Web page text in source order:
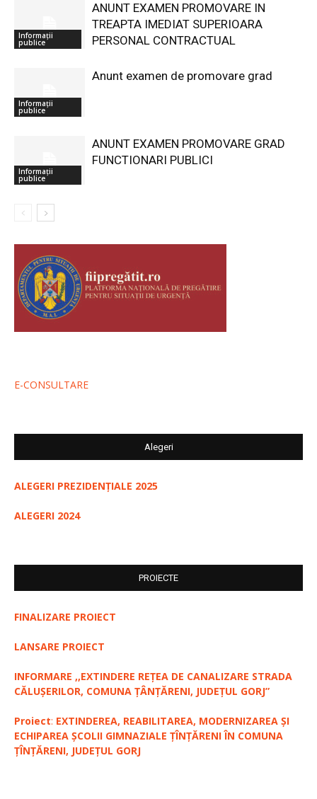
Informații
publice
ANUNT EXAMEN PROMOVARE IN
TREAPTA IMEDIAT SUPERIOARA
PERSONAL CONTRACTUAL
Informații
publice
Anunt examen de promovare grad
Informații
publice
ANUNT EXAMEN PROMOVARE GRAD
FUNCTIONARI PUBLICI
E-CONSULTARE
Alegeri
ALEGERI PREZIDENȚIALE 2025
ALEGERI 2024
PROIECTE
FINALIZARE PROIECT
LANSARE PROIECT
INFORMARE ,,EXTINDERE REȚEA DE CANALIZARE STRADA
CĂLUȘERILOR, COMUNA ȚÂNȚĂRENI, JUDEȚUL GORJ”
Proiect: EXTINDEREA, REABILITAREA, MODERNIZAREA ȘI
ECHIPAREA ȘCOLII GIMNAZIALE ȚÎNȚĂRENI ÎN COMUNA
ȚÎNȚĂRENI, JUDEȚUL GORJ